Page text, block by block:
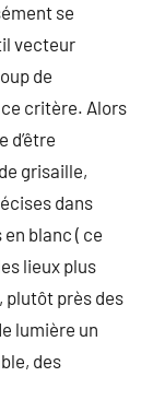
se
vecteur
de
critère. Alors
d’être
grisaille,
dans
blanc ( ce
lieux plus
plutôt près des
lumière un
des